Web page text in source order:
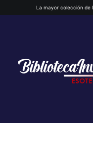
La mayor colección de